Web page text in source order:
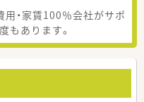
・家賃100％会社がサポ
もあります。